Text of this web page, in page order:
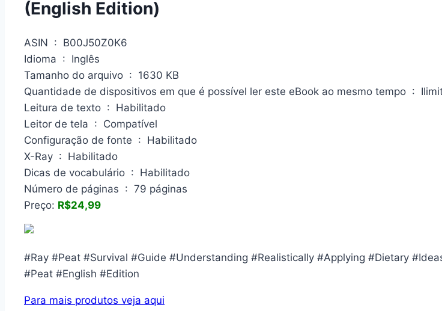
(English Edition)
ASIN ‏ : ‎ B00J50Z0K6
Idioma ‏ : ‎ Inglês
Tamanho do arquivo ‏ : ‎ 1630 KB
Quantidade de dispositivos em que é possível ler
Leitura de texto ‏ : ‎ Habilitado
Leitor de tela ‏ : ‎ Compatível
Configuração de fonte ‏ : ‎ Habilitado
X-Ray ‏ : ‎ Habilitado
Dicas de vocabulário ‏ : ‎ Habilitado
Número de páginas ‏ : ‎ 79 páginas
Preço: R$24,99
#Ray #Peat #Survival #Guide #Understanding #Realistically #Applying #Dietary
#Peat #English #Edition
Para mais produtos veja aqui